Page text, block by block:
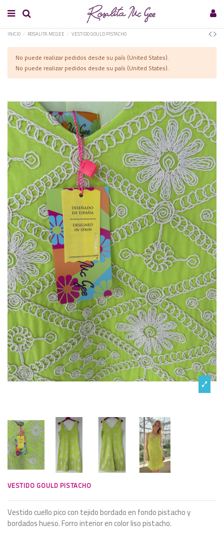
INICIO ROSALITA MCGEE VESTIDO GOULD PISTACHO
No puede realizar pedidos desde su país (United States).
No puede realizar pedidos desde su país (United States).
VESTIDO GOULD PISTACHO
Vestido cuello pico con tejido bordado en fondo pistacho y
bordados hueso. Forro interior en color liso pistacho.